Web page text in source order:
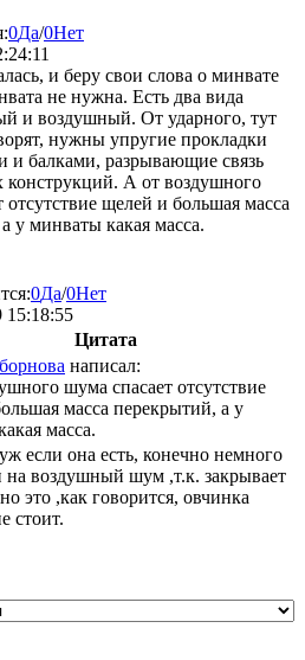
0Да/0Нет
и беру свои слова о минвате
не нужна. Есть два вида
и воздушный. От ударного, тут
нужны упругие прокладки
и балками, разрывающие связь
конструкций. А от воздушного
отсутствие щелей и большая масса
у минваты какая масса.
0Да/0Нет
15:18:55
Цитата
написал:
шума спасает отсутствие
масса перекрытий, а у
масса.
если она есть, конечно немного
на воздушный шум ,т.к. закрывает
это ,как говорится, овчинка
стоит.